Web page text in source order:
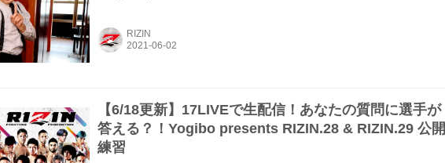
RIZIN
【6/18更新】17LIVEで生配信！あなたの質問に選手が
答える？！Yogibo presents RIZIN.28 & RIZIN.29 公開
練習